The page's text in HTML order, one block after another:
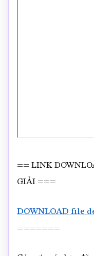
== LINK
GIẢI ===
DOWNLOAD file
=======